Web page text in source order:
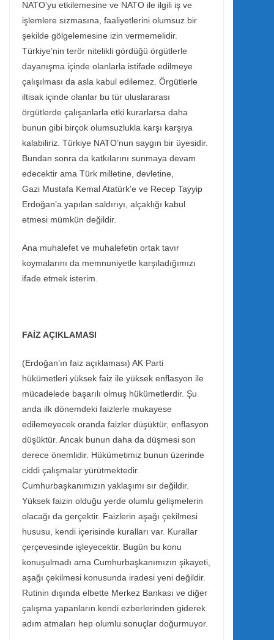
NATO’yu etkilemesine ve NATO ile ilgili iş ve
işlemlere sızmasına, faaliyetlerini olumsuz bir
şekilde gölgelemesine izin vermemelidir.
Türkiye’nin terör nitelikli gördüğü örgütlerle
dayanışma içinde olanlarla istifade edilmeye
çalışılması da asla kabul edilemez. Örgütlerle
iltisak içinde olanlar bu tür uluslararası
örgütlerde çalışanlarla etki kurarlarsa daha
bunun gibi birçok olumsuzlukla karşı karşıya
kalabiliriz. Türkiye NATO’nun saygın bir üyesidir.
Bundan sonra da katkılarını sunmaya devam
edecektir ama Türk milletine, devletine,
Gazi Mustafa Kemal Atatürk’e ve Recep Tayyip
Erdoğan’a yapılan saldırıyı, alçaklığı kabul
etmesi mümkün değildir.
Ana muhalefet ve muhalefetin ortak tavır
koymalarını da memnuniyetle karşıladığımızı
ifade etmek isterim.
FAİZ AÇIKLAMASI
(Erdoğan’ın faiz açıklaması) AK Parti
hükümetleri yüksek faiz ile yüksek enflasyon ile
mücadelede başarılı olmuş hükümetlerdir. Şu
anda ilk dönemdeki faizlerle mukayese
edilemeyecek oranda faizler düşüktür, enflasyon
düşüktür. Ancak bunun daha da düşmesi son
derece önemlidir. Hükümetimiz bunun üzerinde
ciddi çalışmalar yürütmektedir.
Cumhurbaşkanımızın yaklaşımı sır değildir.
Yüksek faizin olduğu yerde olumlu gelişmelerin
olacağı da gerçektir. Faizlerin aşağı çekilmesi
hususu, kendi içerisinde kuralları var. Kurallar
çerçevesinde işleyecektir. Bugün bu konu
konuşulmadı ama Cumhurbaşkanımızın şikayeti,
aşağı çekilmesi konusunda iradesi yeni değildir.
Rutinin dışında elbette Merkez Bankası ve diğer
çalışma yapanların kendi ezberlerinden giderek
adım atmaları hep olumlu sonuçlar doğurmuyor.